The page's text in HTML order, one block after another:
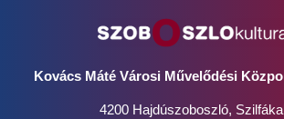
Kovács Máté Városi Művelődési
4200 Hajdúszoboszló,